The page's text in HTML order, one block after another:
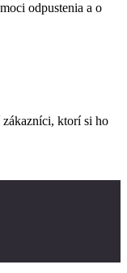
odpustenia a o
ktorí si ho